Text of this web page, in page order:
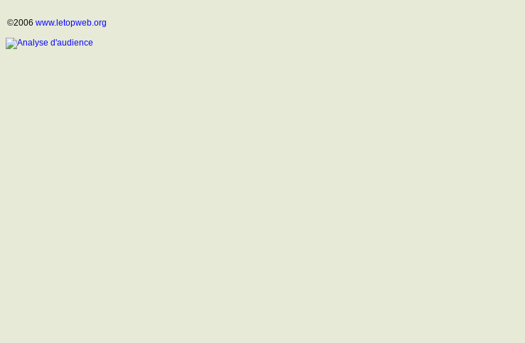
©2006 www.letopweb.org